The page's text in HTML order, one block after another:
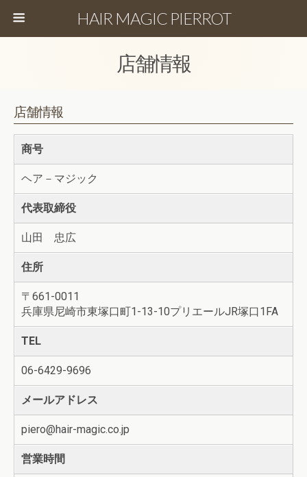
HAIR MAGIC PIERROT
店舗情報
店舗情報
商号
ヘア－マジック
代表取締役
山田 忠広
住所
〒661-0011
兵庫県尼崎市東塚口町1-13-10プリエールJR塚口1FA
TEL
06-6429-9696
メールアドレス
piero@hair-magic.co.jp
営業時間